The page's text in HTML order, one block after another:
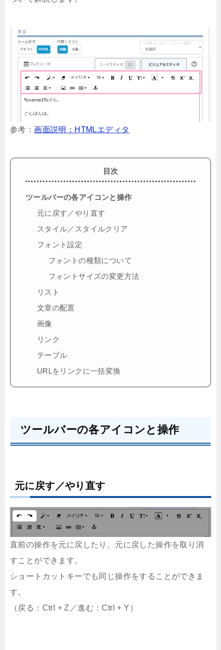
参考：画面説明：HTMLエディタ
目次
ツールバーの各アイコンと操作
元に戻す／やり直す
スタイル／スタイルクリア
フォント設定
フォントの種類について
フォントサイズの変更方法
リスト
文章の配置
画像
リンク
テーブル
URLをリンクに一括変換
ツールバーの各アイコンと操作
元に戻す／やり直す
直前の操作を元に戻したり、元に戻した操作を取り消
すことができます。
ショートカットキーでも同じ操作をすることができま
す。
（戻る：Ctrl + Z／進む：Ctrl + Y）